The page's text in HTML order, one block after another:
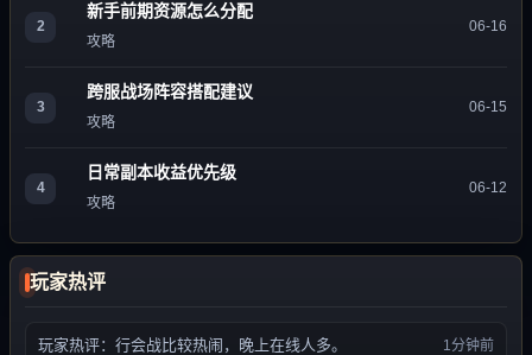
2
新手前期资源怎么分配
攻略
06-16
3
跨服战场阵容搭配建议
攻略
06-15
4
日常副本收益优先级
攻略
06-12
玩家热评
玩家热评：行会战比较热闹，晚上在线人多。 1分钟前